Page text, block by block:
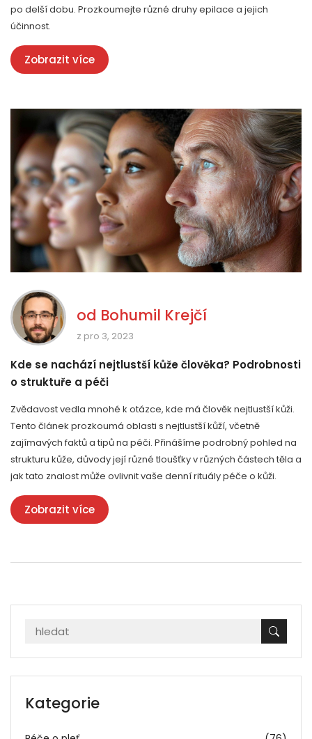
po delší dobu. Prozkoumejte různé druhy epilace a jejich
účinnost.
Zobrazit více
od Bohumil Krejčí
z pro 3, 2023
Kde se nachází nejtlustší kůže člověka? Podrobnosti
o struktuře a péči
Zvědavost vedla mnohé k otázce, kde má člověk nejtlustší kůži.
Tento článek prozkoumá oblasti s nejtlustší kůží, včetně
zajímavých faktů a tipů na péči. Přinášíme podrobný pohled na
strukturu kůže, důvody její různé tloušťky v různých částech těla a
jak tato znalost může ovlivnit vaše denní rituály péče o kůži.
Zobrazit více
Kategorie